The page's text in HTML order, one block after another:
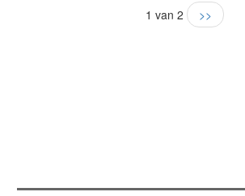
1 van 2 >>